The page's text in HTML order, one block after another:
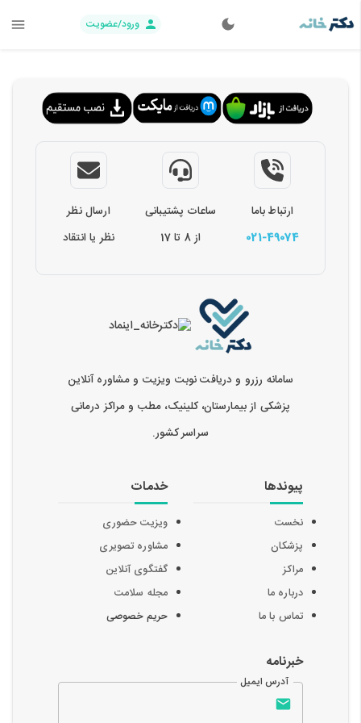
ورود/عضویت
ارتباط باما
021-49074
ساعات پشتیبانی
از 8 تا 17
ارسال نظر
نظر یا انتقاد
سامانه رزرو و دریافت نوبت ویزیت و مشاوره آنلاین
پزشکی از بیمارستان، کلینیک، مطب و مراکز درمانی
سراسر کشور.
پیوندها
نخست
پزشکان
مراکز
درباره ما
تماس با ما
خدمات
ویزیت حضوری
مشاوره تصویری
گفتگوی آنلاین
مجله سلامت
حریم خصوصی
خبرنامه
آدرس ایمیل